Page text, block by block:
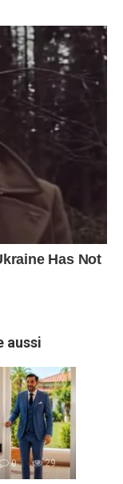
aussi
0 29